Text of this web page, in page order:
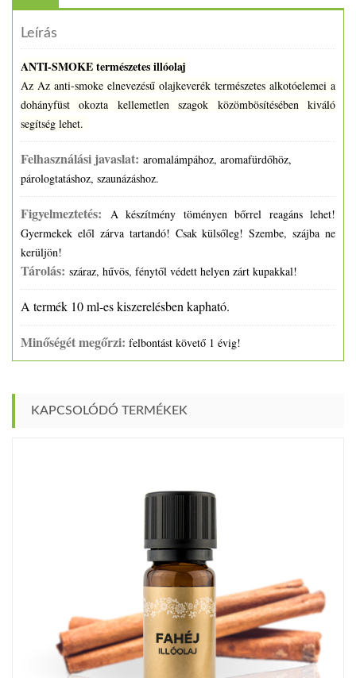
Leírás
ANTI-SMOKE természetes illóolaj
Az Az anti-smoke elnevezésű olajkeverék természetes alkotóelemei a
dohányfüst okozta kellemetlen szagok közömbösítésében kiváló
segítség lehet.
Felhasználási javaslat: aromalámpához, aromafürdőhöz,
párologtatáshoz, szaunázáshoz.
Figyelmeztetés: A készítmény töményen bőrrel reagáns lehet!
Gyermekek elől zárva tartandó! Csak külsőleg! Szembe, szájba ne
kerüljön!
Tárolás: száraz, hűvös, fénytől védett helyen zárt kupakkal!
A termék 10 ml-es kiszerelésben kapható.
Minőségét megőrzi: felbontást követő 1 évig!
KAPCSOLÓDÓ TERMÉKEK